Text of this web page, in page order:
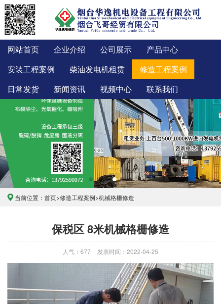
网站首页 企业介绍 公司展示
产品中心
安装工程案例
柴油发电机租赁
修造工程案例
日常发货
新闻资讯 视频中心 联系我们
当前位置： 首页>修造工程案例>机械格栅修造
保税区 8米机械格栅修造
人气：677 发表时间：2022-04-25